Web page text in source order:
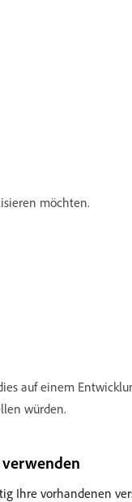
möchten.
auf einem
würden.
Ihre vorhandenen